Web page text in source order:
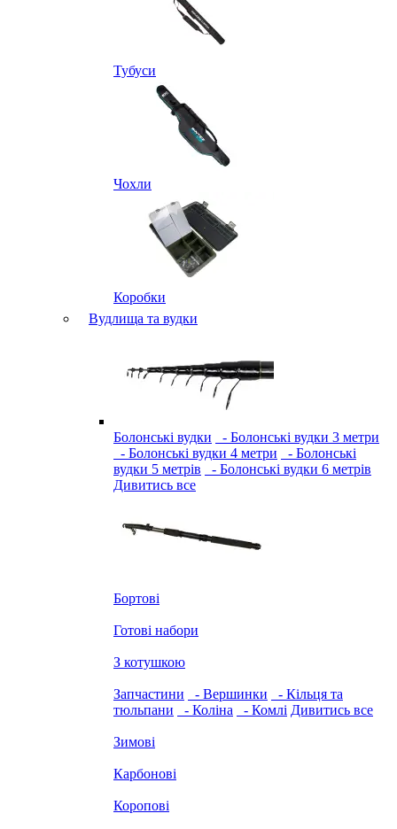
Тубуси
Чохли
Коробки
Вудлища та вудки
Болонські вудки
- Болонські вудки 3 метри
- Болонські вудки 4 метри
- Болонські
вудки 5 метрів
- Болонські вудки 6 метрів
Дивитись все
Бортові
Готові набори
З котушкою
Запчастини - Вершинки
- Кільця та
тюльпани
- Коліна - Комлі Дивитись все
Зимові
Карбонові
Коропові